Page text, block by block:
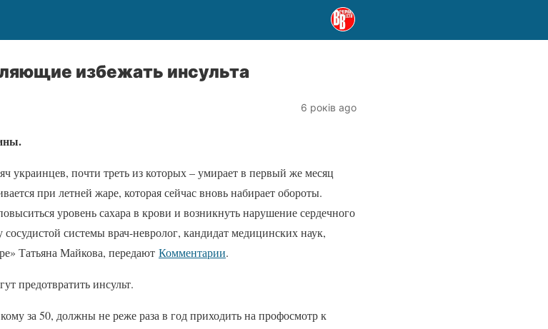
избежать инсульта
6 років ago
украинцев, почти треть из которых – умирает в первый же месяц
при летней жаре, которая сейчас вновь набирает обороты.
уровень сахара в крови и возникнуть нарушение сердечного
системы врач-невролог, кандидат медицинских наук,
Татьяна Майкова, передают Комментарии.
предотвратить инсульт.
за 50, должны не реже раза в год приходить на профосмотр к